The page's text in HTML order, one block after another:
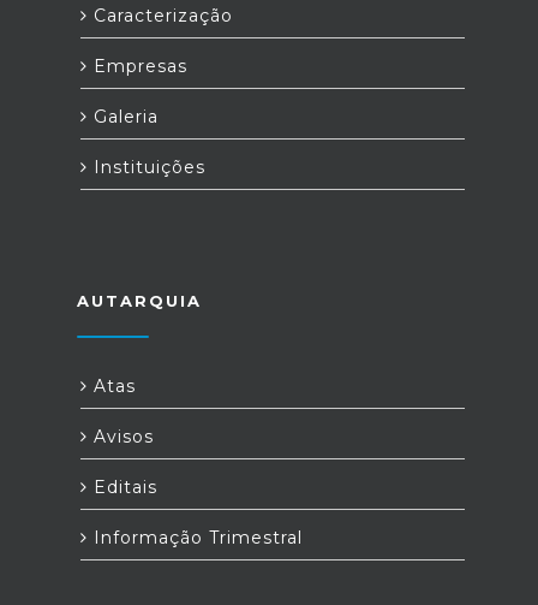
Caracterização
Empresas
Galeria
Instituições
AUTARQUIA
Atas
Avisos
Editais
Informação Trimestral